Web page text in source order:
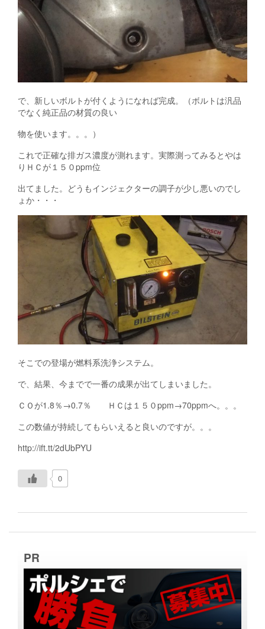
で、新しいボルトが付くようになれば完成。（ボルトは汎品
でなく純正品の材質の良い
物を使います。。。）
これで正確な排ガス濃度が測れます。実際測ってみるとやは
りＨＣが１５０ppm位
出てました。どうもインジェクターの調子が少し悪いのでし
ょか・・・
そこでの登場が燃料系洗浄システム。
で、結果、今までで一番の成果が出てしまいました。
ＣＯが1.8％→0.7％ ＨＣは１５０ppm→70ppmへ。。。
この数値が持続してもらいえると良いのですが。。。
http://ift.tt/2dUbPYU
0
PR